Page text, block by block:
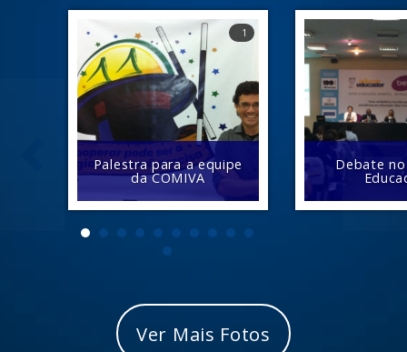
Palestra para a equipe
da COMIVA
1
Debate
Ver Mais Fotos